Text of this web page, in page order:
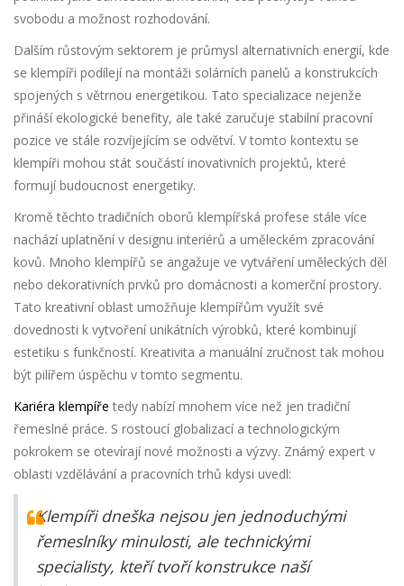
svobodu a možnost rozhodování.
Dalším růstovým sektorem je průmysl alternativních energií, kde
se klempíři podílejí na montáži solárních panelů a konstrukcích
spojených s větrnou energetikou. Tato specializace nejenže
přináší ekologické benefity, ale také zaručuje stabilní pracovní
pozice ve stále rozvíjejícím se odvětví. V tomto kontextu se
klempíři mohou stát součástí inovativních projektů, které
formují budoucnost energetiky.
Kromě těchto tradičních oborů klempířská profese stále více
nachází uplatnění v designu interiérů a uměleckém zpracování
kovů. Mnoho klempířů se angažuje ve vytváření uměleckých děl
nebo dekorativních prvků pro domácnosti a komerční prostory.
Tato kreativní oblast umožňuje klempířům využít své
dovednosti k vytvoření unikátních výrobků, které kombinují
estetiku s funkčností. Kreativita a manuální zručnost tak mohou
být pilířem úspěchu v tomto segmentu.
Kariéra klempíře tedy nabízí mnohem více než jen tradiční
řemeslné práce. S rostoucí globalizací a technologickým
pokrokem se otevírají nové možnosti a výzvy. Známý expert v
oblasti vzdělávání a pracovních trhů kdysi uvedl:
Klempíři dneška nejsou jen jednoduchými
řemeslníky minulosti, ale technickými
specialisty, kteří tvoří konstrukce naší